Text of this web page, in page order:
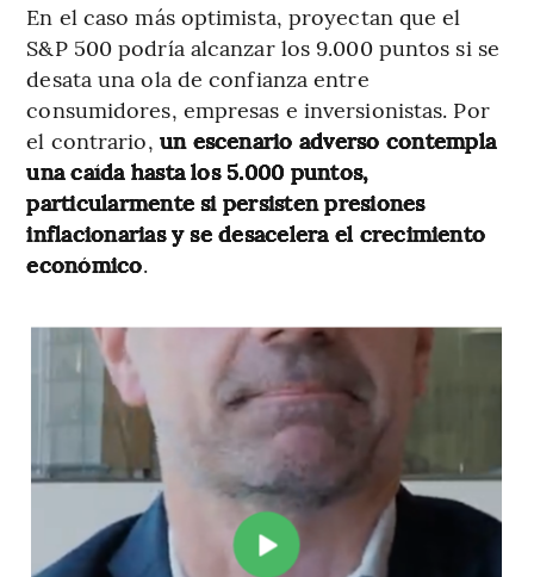
En el caso más optimista, proyectan que el
S&P 500 podría alcanzar los 9.000 puntos si se
desata una ola de confianza entre
consumidores, empresas e inversionistas. Por
el contrario, un escenario adverso contempla
una caída hasta los 5.000 puntos,
particularmente si persisten presiones
inflacionarias y se desacelera el crecimiento
económico.